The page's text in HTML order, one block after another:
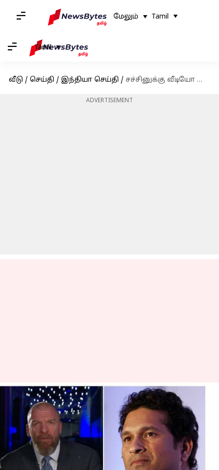
மேலும் Tamil
Tamil
வீடு / செய்தி / இந்தியா செய்தி / சச்சினுக்கு வீடியோ மூலம் பிறந்தநாள் வாழ்த்து தெரிவித்த WWE வீரர் டிரிபிள் ஹெச்! வைரல்
ADVERTISEMENT
சச்சினுக்கு வீடியோ மூலம்
பிறந்தநாள் வாழ்த்து
தெரிவித்த WWE வீரர்
டிரிபிள் ஹெச்! வைரல்
எழுதியவர் Siranjeevi 07:14 pm